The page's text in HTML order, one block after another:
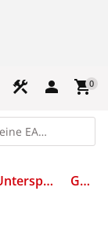
construction person shopping_cart0
Unterspannungsauslöser GVAX115